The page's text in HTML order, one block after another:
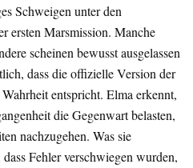
Schweigen unter den
ersten Marsmission. Manche
scheinen bewusst ausgelassen
dass die offizielle Version der
entspricht. Elma erkennt,
die Gegenwart belasten,
nachzugehen. Was sie
Fehler verschwiegen wurden,